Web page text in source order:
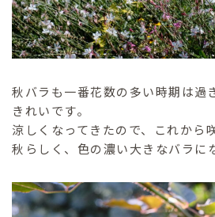
秋バラも一番花数の多い時期は過
きれいです。
涼しくなってきたので、これから
秋らしく、色の濃い大きなバラに